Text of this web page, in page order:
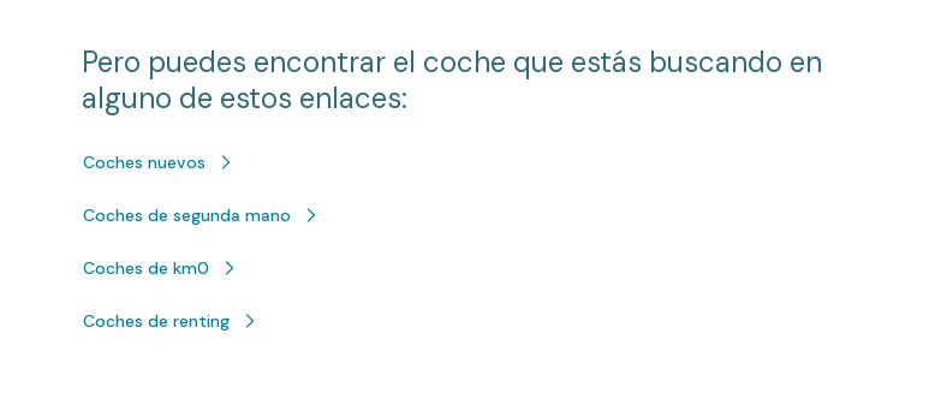
Pero puedes encontrar el coche que estás buscando en
alguno de estos enlaces:
Coches nuevos
Coches de segunda mano
Coches de km0
Coches de renting